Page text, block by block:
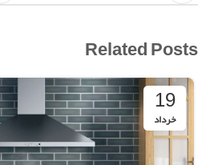
Related Posts
19
خرداد